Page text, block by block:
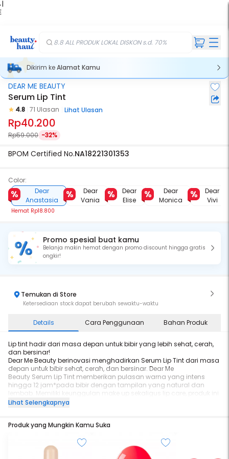
|
8.8 ALL PRODUK LOKAL DISKON s.d. 70%
Dikirim keAlamat Kamu
DEAR ME BEAUTY
Serum Lip Tint
4.8 71 Ulasan Lihat Ulasan
Rp40.200
Rp59.000 -32%
BPOM Certified No.NA18221301353
Color:
Dear
Anastasia
Hemat Rp18.800
Dear
Vania
Dear
Elise
Dear
Monica
Dear
Vivi
Promo spesial buat kamu
Belanja makin hemat dengan promo discount hingga gratis
ongkir!
Temukan di Store
Ketersediaan stock dapat berubah sewaktu-waktu
Details Cara Penggunaan Bahan Produk
Lip tint hadir dari masa depan untuk bibir yang lebih sehat, cerah,
dan bersinar!
Dear Me Beauty berinovasi menghadirkan Serum Lip Tint dari masa
depan untuk bibir sehat, cerah, dan bersinar. Dear Me
Beauty Serum Lip Tint memberikan pulasan warna yang intens
hingga 12 jam*pada bibir dengan tampilan yang natural dan
lembab. Memiliki keunggulan make up sekaligus lip care, produk ini
diperkaya dengan kandungan Rosehip Oil dan Argan Oil
Benefits:
Hanya dengan satu swipe, warna dari lip tint terlihat nyata hingga
12 jam* pemakaian
Lihat Selengkapnya
Produk yang Mungkin Kamu Suka